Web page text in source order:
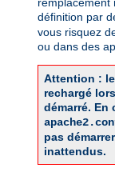
définition par
vous risquez
ou dans des
Attention :
rechargé
démarré. En
pas
inattendus.